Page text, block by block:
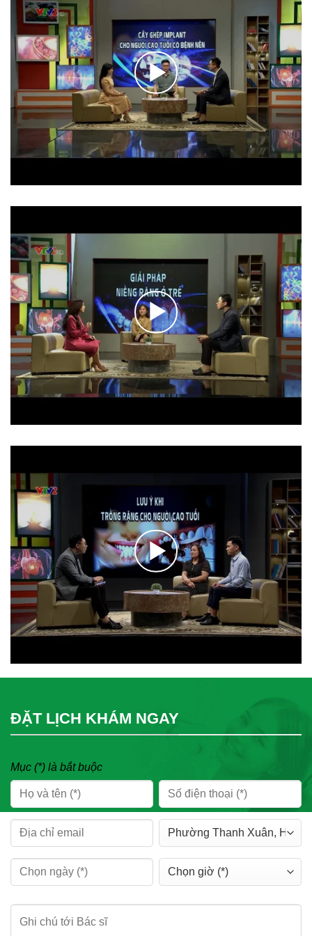
ĐẶT LỊCH KHÁM NGAY
Mục (*) là bắt buộc